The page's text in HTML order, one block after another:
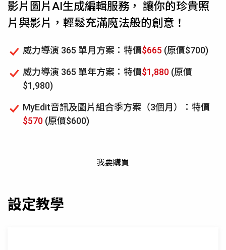
影片圖片AI生成編輯服務， 讓你的珍貴照
片與影片，輕鬆充滿魔法般的創意！
威力導演 365 單月方案：特價$665 (原價$700)
威力導演 365 單年方案：特價$1,880 (原價
$1,980)
MyEdit音訊及圖片組合季方案（3個月）：特價
$570 (原價$600)
我要購買
設定教學